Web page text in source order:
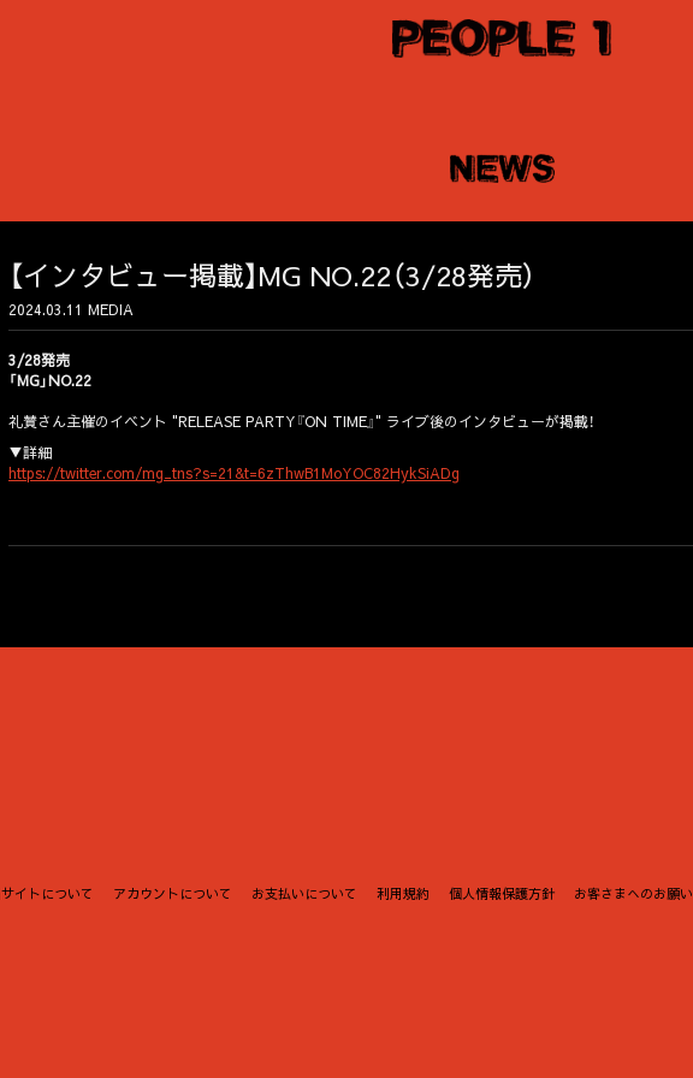
【インタビュー掲載】MG NO.22（3/28発売）
2024.03.11 MEDIA
3/28発売
「MG」NO.22
礼賛さん主催のイベント "RELEASE PARTY『ON TIME』" ライブ後のインタビューが掲載！
▼詳細
https://twitter.com/mg_tns?s=21&t=6zThwB1MoYOC82HykSiADg
イトについて アカウントについて お支払いについて 利用規約 個人情報保護方針 お客さまへのお願い